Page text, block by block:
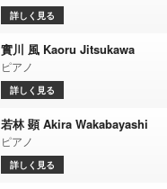
詳しく見る
實川 風 Kaoru Jitsukawa
ピアノ
詳しく見る
若林 顕 Akira Wakabayashi
ピアノ
詳しく見る